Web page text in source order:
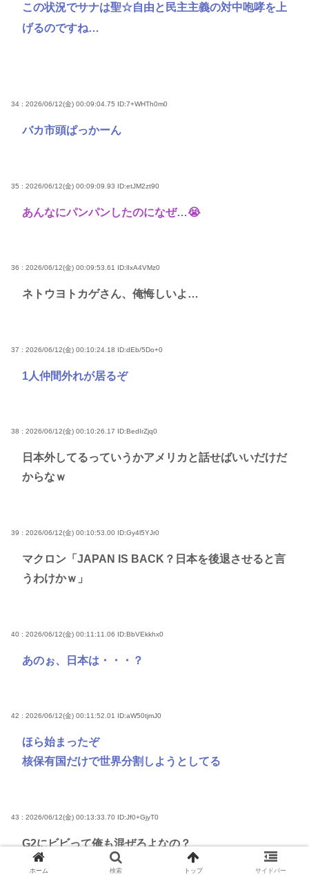
この状況でサナは聖☆自由と民主主義の対中咆哮を上
げるのですね…
34 : 2026/06/12(金) 00:09:04.75 ID:7+WHTh0m0
バカ市頭ぱっかーん
35 : 2026/06/12(金) 00:09:09.93 ID:etJM2zt90
あんなにパンパンしたのになぜ…😭
36 : 2026/06/12(金) 00:09:53.61 ID:lIxA4VMz0
ネトウヨトカゲさん、俺悔しいよ…
37 : 2026/06/12(金) 00:10:24.18 ID:dEb/5Do+0
1人仲間外れが居るぞ
38 : 2026/06/12(金) 00:10:26.17 ID:BedIrZjq0
日本外してるっていうかアメリカと話せばいいだけだ
からなｗ
39 : 2026/06/12(金) 00:10:53.00 ID:Gy4l5YJr0
マクロン「JAPAN IS BACK？日本を後退させると言
うわけかｗ」
40 : 2026/06/12(金) 00:11:11.06 ID:BbVEkkhx0
あのぉ、日本は・・・？
42 : 2026/06/12(金) 00:11:52.01 ID:aW50tjmJ0
ほら始まったぞ
核保有国だけで世界分割しようとしてる
43 : 2026/06/12(金) 00:13:33.70 ID:Jf0+GjyT0
G2にビビって俺も混ぜろよなの？
ホーム 検索 トップ サイドバー